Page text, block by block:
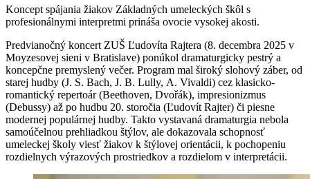
Koncept spájania žiakov Základných umeleckých škôl s
profesionálnymi interpretmi prináša ovocie vysokej akosti.
Predvianočný koncert ZUŠ Ľudovíta Rajtera (8. decembra 2025 v
Moyzesovej sieni v Bratislave) ponúkol dramaturgicky pestrý a
koncepčne premyslený večer. Program mal široký slohový záber, od
starej hudby (J. S. Bach, J. B. Lully, A. Vivaldi) cez klasicko-
romantický repertoár (Beethoven, Dvořák), impresionizmus
(Debussy) až po hudbu 20. storočia (Ľudovít Rajter) či piesne
modernej populárnej hudby. Takto vystavaná dramaturgia nebola
samoúčelnou prehliadkou štýlov, ale dokazovala schopnosť
umeleckej školy viesť žiakov k štýlovej orientácii, k pochopeniu
rozdielnych výrazových prostriedkov a rozdielom v interpretácii.